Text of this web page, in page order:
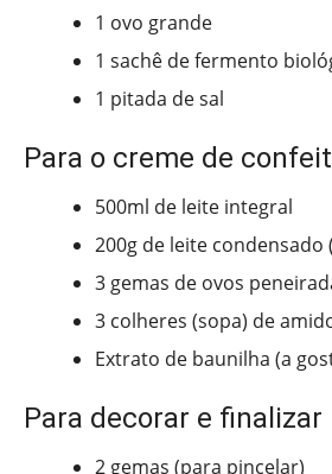
1 ovo grande
1 sachê de fermento
1 pitada de sal
Para o creme de
500ml de leite integral
200g de leite condensado
3 gemas de ovos
3 colheres (sopa) de
Extrato de baunilha (a
Para decorar e finalizar
2 gemas (para pincelar)